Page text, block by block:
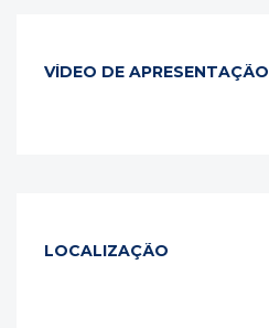
VÍDEO DE APRESENTAÇÃO
LOCALIZAÇÃO